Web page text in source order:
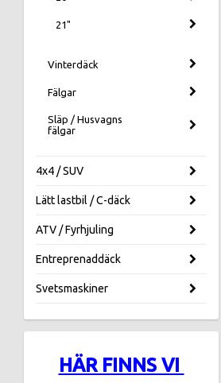
21"
Vinterdäck
Fälgar
Släp / Husvagns
fälgar
4x4 / SUV
Lätt lastbil / C-däck
ATV / Fyrhjuling
Entreprenaddäck
Svetsmaskiner
HÄR FINNS VI